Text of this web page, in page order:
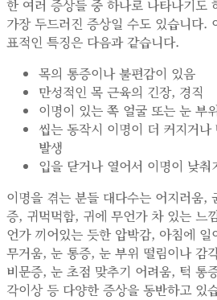
한 여러 증상들 중 하나로 나타나기도
가장 두드러진 증상일 수도 있습니다.
표적인 특징은 다음과 같습니다.
목의 통증이나 불편감이 있음
만성적인 목 근육의 긴장, 경직
이명이 있는 쪽 얼굴 또는 눈 부
씹는 동작시 이명이 더 커지거
발생
입을 닫거나 열어서 이명이 낮춰
이명을 겪는 분들 대다수는 어지러움,
증, 귀먹먹함, 귀에 무언가 차 있는 느
언가 끼어있는 듯한 압박감, 아침에
무거움, 눈 통증, 눈 부위 떨림이나 감
비문증, 눈 초점 맞추기 어려움, 턱 통
각이상 등 다양한 증상을 동반하고 있